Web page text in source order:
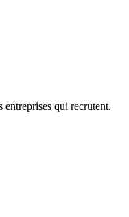
qui recrutent.